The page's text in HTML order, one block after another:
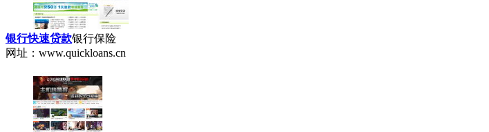
银行快速贷款银行保险
网址：www.quickloans.cn